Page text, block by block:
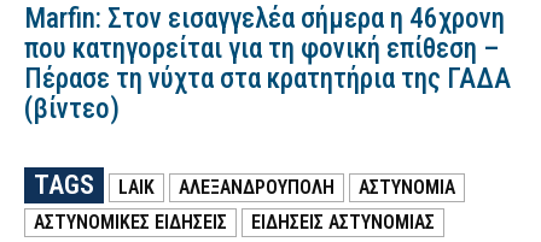
Marfin: Στον εισαγγελέα σήμερα η 46χρονη
που κατηγορείται για τη φονική επίθεση –
Πέρασε τη νύχτα στα κρατητήρια της ΓΑΔΑ
(βίντεο)
TAGS LAIK ΑΛΕΞΑΝΔΡΟΥΠΟΛΗ
ΑΣΤΥΝΟΜΙΑ
ΑΣΤΥΝΟΜΙΚΕΣ ΕΙΔΗΣΕΙΣ
ΕΙΔΗΣΕΙΣ ΑΣΤΥΝΟΜΙΑΣ